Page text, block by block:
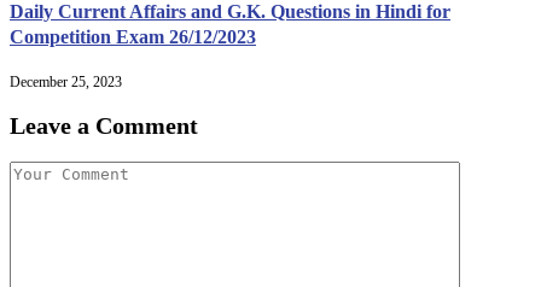
Daily Current Affairs and G.K. Questions in Hindi for
Competition Exam 26/12/2023
December 25, 2023
Leave a Comment